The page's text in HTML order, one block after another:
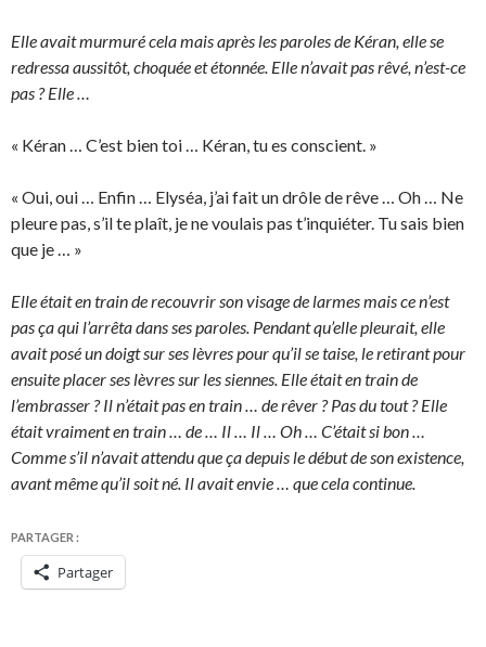
Elle avait murmuré cela mais après les paroles de Kéran, elle se
redressa aussitôt, choquée et étonnée. Elle n’avait pas rêvé, n’est-ce
pas ? Elle …
« Kéran … C’est bien toi … Kéran, tu es conscient. »
« Oui, oui … Enfin … Elyséa, j’ai fait un drôle de rêve … Oh … Ne
pleure pas, s’il te plaît, je ne voulais pas t’inquiéter. Tu sais bien
que je … »
Elle était en train de recouvrir son visage de larmes mais ce n’est
pas ça qui l’arrêta dans ses paroles. Pendant qu’elle pleurait, elle
avait posé un doigt sur ses lèvres pour qu’il se taise, le retirant pour
ensuite placer ses lèvres sur les siennes. Elle était en train de
l’embrasser ? Il n’était pas en train … de rêver ? Pas du tout ? Elle
était vraiment en train … de … Il … Il … Oh … C’était si bon …
Comme s’il n’avait attendu que ça depuis le début de son existence,
avant même qu’il soit né. Il avait envie … que cela continue.
PARTAGER :
Partager